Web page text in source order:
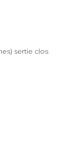
sertie clos